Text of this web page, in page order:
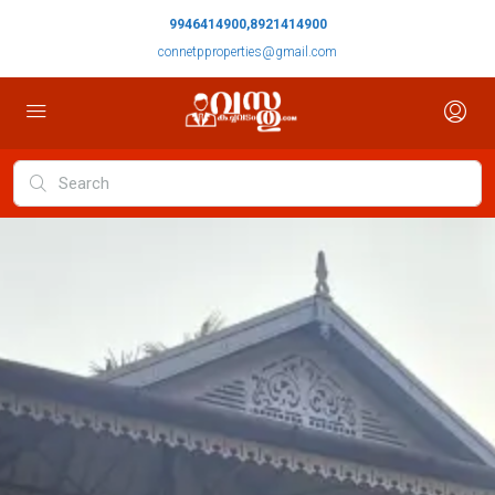
9946414900,8921414900
connetpproperties@gmail.com